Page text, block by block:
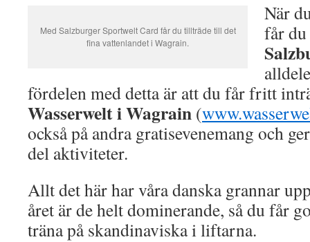
Med Salzburger Sportwelt Card får du tillträde till det
fina vattenlandet i Wagrain.
När
får du
fördelen med detta är att du får fritt
Wasserwelt i Wagrain (
också på andra gratisevenemang och
del aktiviteter.
Allt det här har våra danska grannar
året är de helt dominerande, så du får
träna på skandinaviska i liftarna.